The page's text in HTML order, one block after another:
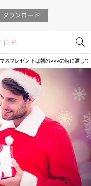
恋愛レシピ
スプレゼントは朝の○○○の時に渡し